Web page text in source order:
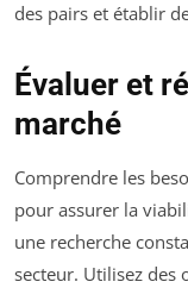
des pairs et établir
Évaluer et
marché
Comprendre les
pour assurer la
une recherche
secteur. Utilisez des